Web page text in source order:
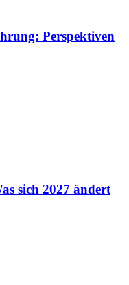
Perspektiven
sich 2027 ändert